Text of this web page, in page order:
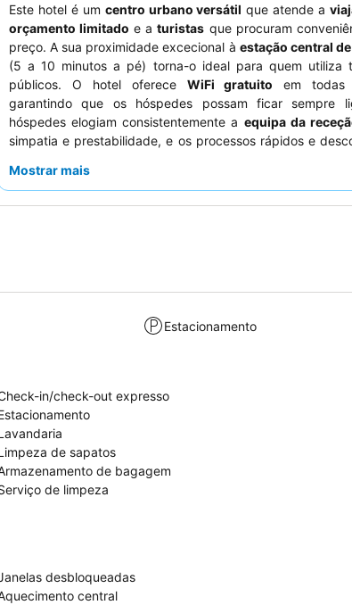
Este hotel é um centro urbano versátil que atende a
orçamento limitado e aturistas que procuram
preço. A sua proximidade excecional à estação central
(5 a 10 minutos a pé) torna-o ideal para quem utiliza
públicos. O hotel oferece WiFi gratuito em todas
garantindo que os hóspedes possam ficar sempre
hóspedes elogiam consistentemente a equipa da
simpatia e prestabilidade, e os processos rápidos e
tranquila, os hóspedes são aconselhados a pedir um
Mostrar mais
Estacionamento
in/check-out expresso
de sapatos
de bagagem
de limpeza
desbloqueadas
central